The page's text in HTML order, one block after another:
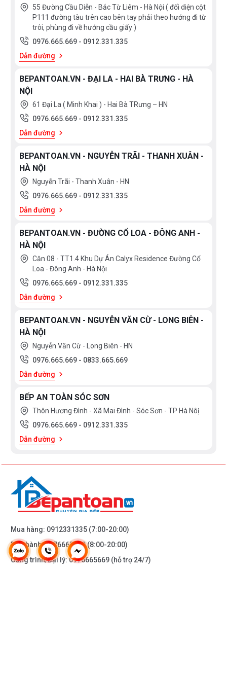
55 Đường Cầu Diễn - Bắc Từ Liêm - Hà Nội ( đối diện cột
P111 đường tàu trên cao bên tay phải theo hướng đi từ
trôi, phùng đi về hướng cầu giấy )
0976.665.669 - 0912.331.335
Dẫn đường
BEPANTOAN.VN - ĐẠI LA - HAI BÀ TRƯNG - HÀ
NỘI
61 Đại La ( Minh Khai ) - Hai Bà TRưng – HN
0976.665.669 - 0912.331.335
Dẫn đường
BEPANTOAN.VN - NGUYỄN TRÃI - THANH XUÂN -
HÀ NỘI
Nguyễn Trãi - Thanh Xuân - HN
0976.665.669 - 0912.331.335
Dẫn đường
BEPANTOAN.VN - ĐƯỜNG CỔ LOA - ĐÔNG ANH -
HÀ NỘI
Căn 08 - TT1.4 Khu Dự Án Calyx Residence Đường Cổ
Loa - Đông Anh - Hà Nội
0976.665.669 - 0912.331.335
Dẫn đường
BEPANTOAN.VN - NGUYỄN VĂN CỪ - LONG BIÊN -
HÀ NỘI
Nguyễn Văn Cừ - Long Biên - HN
0976.665.669 - 0833.665.669
Dẫn đường
BẾP AN TOÀN SÓC SƠN
Thôn Hương Đình - Xã Mai Đình - Sóc Sơn - TP Hà Nôị
0976.665.669 - 0912.331.335
Dẫn đường
Mua hàng: 0912331335 (7:00-20:00)
Bảo hành:0976665669(8:00-20:00)
Công trình/Đại lý:0976665669 (hỗ trợ 24/7)